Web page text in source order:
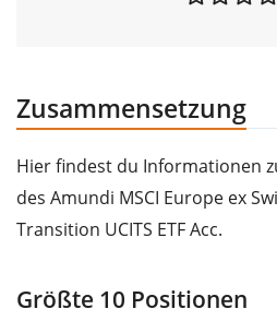
Zusammensetzung
Hier findest du Informationen
des Amundi MSCI Europe ex
Transition UCITS ETF Acc.
Größte 10 Positionen